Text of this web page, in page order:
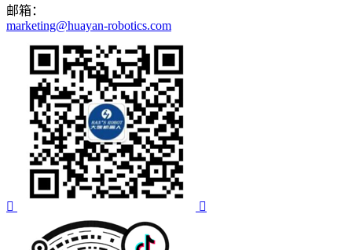
邮箱：
marketing@huayan-robotics.com